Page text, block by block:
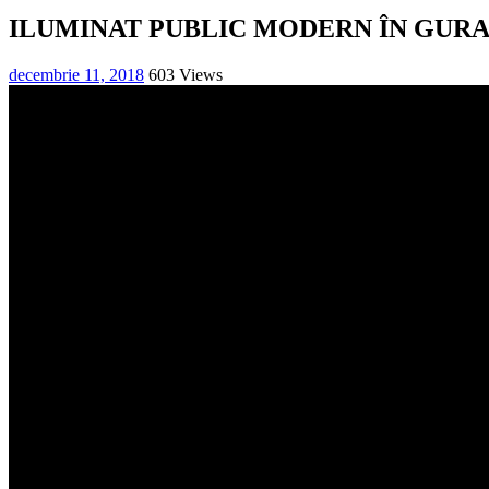
ILUMINAT PUBLIC MODERN ÎN
decembrie 11, 2018 603 Views